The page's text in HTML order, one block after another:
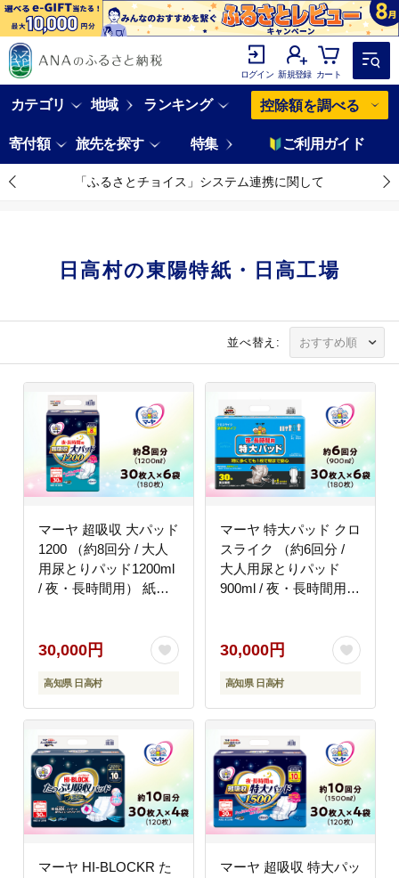
ログイン 新規登録 カート
カテゴリ 地域 ランキング 控除額を調べる
寄付額 旅先を探す 特集 ご利用ガイド
「ふるさとチョイス」システム連携に関して
日高村の東陽特紙・日高工場
並べ替え:
マーヤ 超吸収 大パッド
1200 （約8回分 / 大人
用尿とりパッド1200ml
/ 夜・長時間用） 紙お
30,000円
高知県 日高村
マーヤ 特大パッド クロ
スライク （約6回分 /
大人用尿とりパッド
900ml / 夜・長時間用）
30,000円
高知県 日高村
マーヤ HI-BLOCKR た
マーヤ 超吸収 特大パッ